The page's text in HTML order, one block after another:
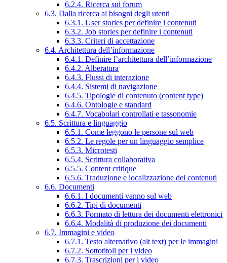
6.2.4. Ricerca sui forum
6.3. Dalla ricerca ai bisogni degli utenti
6.3.1. User stories per definire i contenuti
6.3.2. Job stories per definire i contenuti
6.3.3. Criteri di accettazione
6.4. Architettura dell’informazione
6.4.1. Definire l’architettura dell’informazione
6.4.2. Alberatura
6.4.3. Flussi di interazione
6.4.4. Sistemi di navigazione
6.4.5. Tipologie di contenuto (content type)
6.4.6. Ontologie e standard
6.4.7. Vocabolari controllati e tassonomie
6.5. Scrittura e linguaggio
6.5.1. Come leggono le persone sul web
6.5.2. Le regole per un linguaggio semplice
6.5.3. Microtesti
6.5.4. Scrittura collaborativa
6.5.5. Content critique
6.5.6. Traduzione e localizzazione dei contenuti
6.6. Documenti
6.6.1. I documenti vanno sul web
6.6.2. Tipi di documenti
6.6.3. Formato di lettura dei documenti elettronici
6.6.4. Modalità di produzione dei documenti
6.7. Immagini e video
6.7.1. Testo alternativo (alt text) per le immagini
6.7.2. Sottotitoli per i video
6.7.3. Trascrizioni per i video